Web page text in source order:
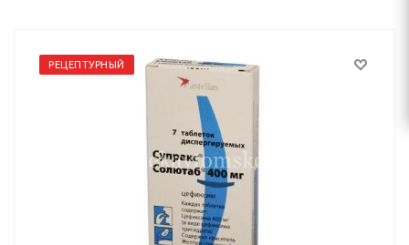
РЕЦЕПТУРНЫЙ